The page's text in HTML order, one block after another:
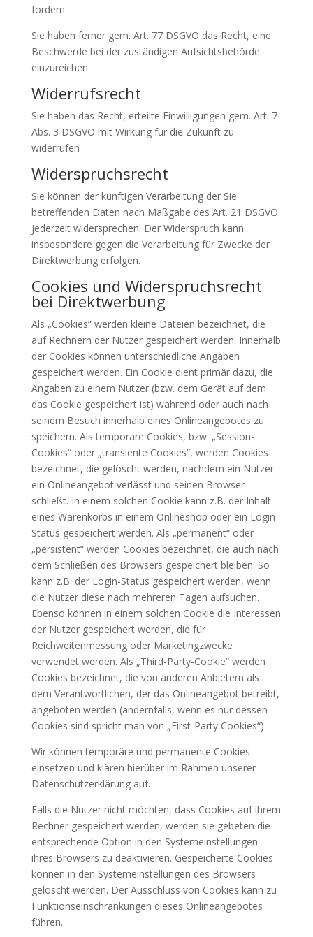
fordern.
Sie haben ferner gem. Art. 77 DSGVO das Recht, eine
Beschwerde bei der zuständigen Aufsichtsbehörde
einzureichen.
Widerrufsrecht
Sie haben das Recht, erteilte Einwilligungen gem. Art. 7
Abs. 3 DSGVO mit Wirkung für die Zukunft zu
widerrufen
Widerspruchsrecht
Sie können der künftigen Verarbeitung der Sie
betreffenden Daten nach Maßgabe des Art. 21 DSGVO
jederzeit widersprechen. Der Widerspruch kann
insbesondere gegen die Verarbeitung für Zwecke der
Direktwerbung erfolgen.
Cookies und Widerspruchsrecht
bei Direktwerbung
Als „Cookies“ werden kleine Dateien bezeichnet, die
auf Rechnern der Nutzer gespeichert werden. Innerhalb
der Cookies können unterschiedliche Angaben
gespeichert werden. Ein Cookie dient primär dazu, die
Angaben zu einem Nutzer (bzw. dem Gerät auf dem
das Cookie gespeichert ist) während oder auch nach
seinem Besuch innerhalb eines Onlineangebotes zu
speichern. Als temporäre Cookies, bzw. „Session-
Cookies“ oder „transiente Cookies“, werden Cookies
bezeichnet, die gelöscht werden, nachdem ein Nutzer
ein Onlineangebot verlässt und seinen Browser
schließt. In einem solchen Cookie kann z.B. der Inhalt
eines Warenkorbs in einem Onlineshop oder ein Login-
Status gespeichert werden. Als „permanent“ oder
„persistent“ werden Cookies bezeichnet, die auch nach
dem Schließen des Browsers gespeichert bleiben. So
kann z.B. der Login-Status gespeichert werden, wenn
die Nutzer diese nach mehreren Tagen aufsuchen.
Ebenso können in einem solchen Cookie die Interessen
der Nutzer gespeichert werden, die für
Reichweitenmessung oder Marketingzwecke
verwendet werden. Als „Third-Party-Cookie“ werden
Cookies bezeichnet, die von anderen Anbietern als
dem Verantwortlichen, der das Onlineangebot betreibt,
angeboten werden (andernfalls, wenn es nur dessen
Cookies sind spricht man von „First-Party Cookies“).
Wir können temporäre und permanente Cookies
einsetzen und klären hierüber im Rahmen unserer
Datenschutzerklärung auf.
Falls die Nutzer nicht möchten, dass Cookies auf ihrem
Rechner gespeichert werden, werden sie gebeten die
entsprechende Option in den Systemeinstellungen
ihres Browsers zu deaktivieren. Gespeicherte Cookies
können in den Systemeinstellungen des Browsers
gelöscht werden. Der Ausschluss von Cookies kann zu
Funktionseinschränkungen dieses Onlineangebotes
führen.